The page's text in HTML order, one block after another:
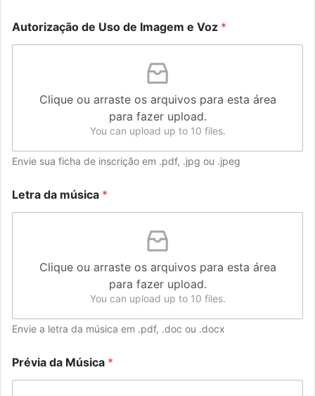
Autorização de Uso de Imagem e Voz *
Clique ou arraste os arquivos para esta área
para fazer upload.
You can upload up to 10 files.
Envie sua ficha de inscrição em .pdf, .jpg ou .jpeg
Letra da música *
Clique ou arraste os arquivos para esta área
para fazer upload.
You can upload up to 10 files.
Envie a letra da música em .pdf, .doc ou .docx
Prévia da Música *